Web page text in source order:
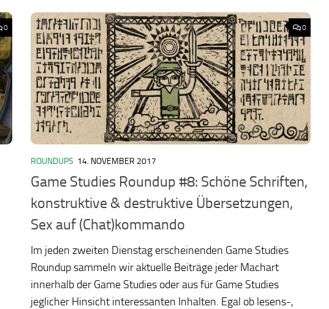
0 0
ROUNDUPS 14. NOVEMBER 2017
Game Studies Roundup #8: Schöne Schriften,
konstruktive & destruktive Übersetzungen,
Sex auf (Chat)kommando
Im jeden zweiten Dienstag erscheinenden Game Studies
Roundup sammeln wir aktuelle Beiträge jeder Machart
innerhalb der Game Studies oder aus für Game Studies
jeglicher Hinsicht interessanten Inhalten. Egal ob lesens-,